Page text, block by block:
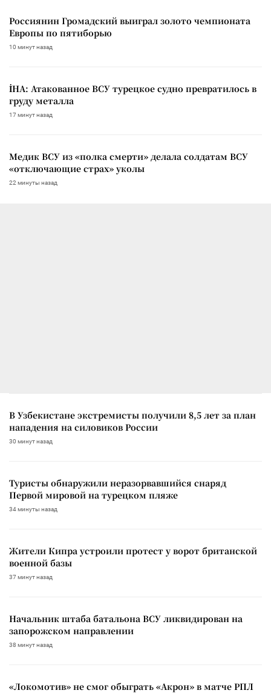
Россиянин Громадский выиграл золото чемпионата
Европы по пятиборью
10 минут назад
İHA: Атакованное ВСУ турецкое судно превратилось в
груду металла
17 минут назад
Медик ВСУ из «полка смерти» делала солдатам ВСУ
«отключающие страх» уколы
22 минуты назад
В Узбекистане экстремисты получили 8,5 лет за план
нападения на силовиков России
30 минут назад
Туристы обнаружили неразорвавшийся снаряд
Первой мировой на турецком пляже
34 минуты назад
Жители Кипра устроили протест у ворот британской
военной базы
37 минут назад
Начальник штаба батальона ВСУ ликвидирован на
запорожском направлении
38 минут назад
«Локомотив» не смог обыграть «Акрон» в матче РПЛ